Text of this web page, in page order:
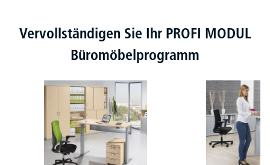
Produktgalerie überspringen
Vervollständigen Sie Ihr PROFI MODUL
Büromöbelprogramm